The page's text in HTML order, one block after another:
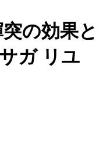
突の効果と
ガ リユ